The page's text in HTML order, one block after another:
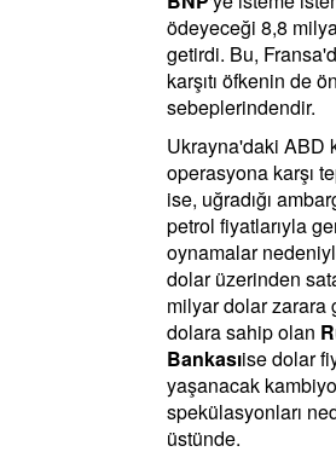
ödeyeceği 8,8
getirdi. Bu,
karşıtı öfkenin de
sebeplerindendir.
Ukrayna'daki ABD
operasyona karşı
ise, uğradığı
petrol fiyatlarıyla
oynamalar
dolar üzerinden
milyar dolar zarara
dolara sahip olan
Bankasıise dolar
yaşanacak kambiyo
spekülasyonları
üstünde.